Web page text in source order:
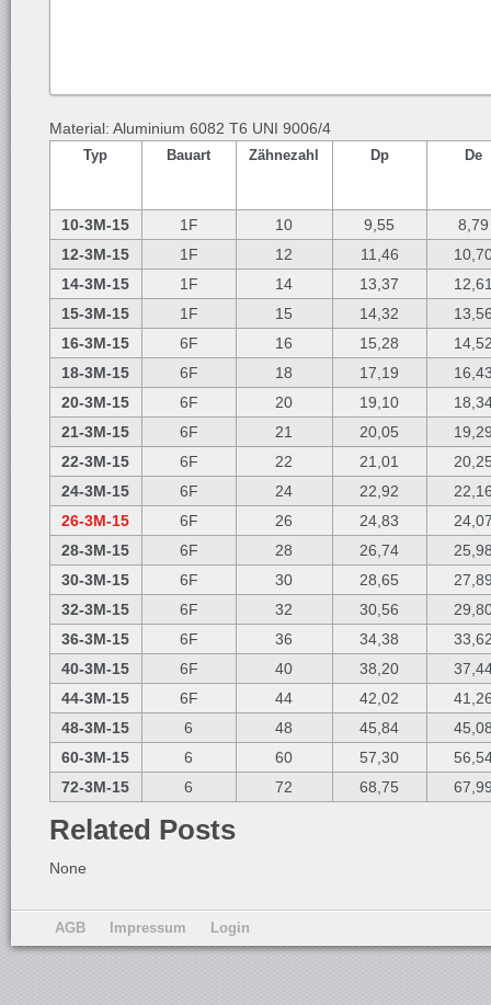
Material: Aluminium 6082 T6 UNI 9006/4
Typ Bauart Zähnezahl Dp De
10-3M-15 1F 10 9,55
8,79
12-3M-15
1F 12 11,46
14-3M-15
1F 14 13,37
15-3M-15
1F 15 14,32
16-3M-15
6F 16 15,28
18-3M-15
6F 18 17,19
20-3M-15
6F 20 19,10
21-3M-15
6F 21 20,05
22-3M-15
6F 22 21,01
24-3M-15
6F 24 22,92
26-3M-15
6F 26 24,83
28-3M-15
6F 28 26,74
30-3M-15
6F 30 28,65
32-3M-15
6F 32 30,56
36-3M-15
6F 36 34,38
40-3M-15
6F 40 38,20
44-3M-15
6F 44 42,02
48-3M-15
6 48 45,84
60-3M-15
6 60 57,30
72-3M-15
6 72 68,75
Related Posts
None
AGB Impressum Login